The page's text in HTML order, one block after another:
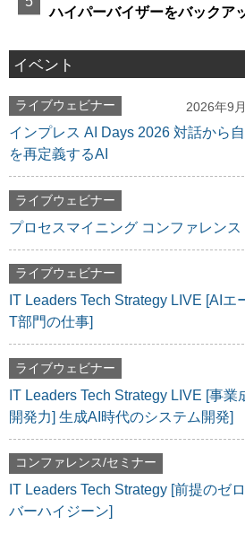
ハイパーバイザーをバックア
イベント
ライブウェビナー 2026年9
インプレス AI Days 2026 対話から
を再定義するAI
ライブウェビナー
プロセスマイニング コンファレンス
ライブウェビナー
IT Leaders Tech Strategy LIVE [AIエ
T部門の仕事]
ライブウェビナー
IT Leaders Tech Strategy LIVE [事
開発力] 生成AI時代のシステム開発]
コンファレンス/セミナー
IT Leaders Tech Strategy [前提のゼ
バーハイジーン]